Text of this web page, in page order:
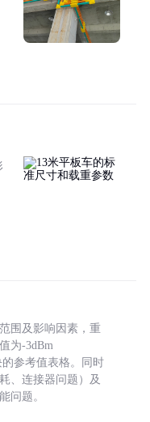
围及影响因素，重
为-3dBm
参考值表格。同时
、连接器问题）及
问题。